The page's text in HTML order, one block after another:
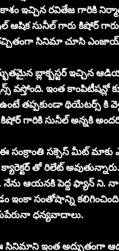
ఇచ్చిన రవితేజ గారికి
సునీల్ గారు కిషోర్
సినిమా చూసి ఎంజాయ్
బ్లాక్బస్టర్ ఇచ్చిన
ఇంత కాంపిటీషన్లో
తప్పకుండా థియేటర్స్ కి
గారికి సునీల్ అన్నకి
సక్సెస్ మీట్ మాకు
తో రిలేట్
ఆయనకి పెద్ద ఫ్యాన్ ని.
ఇంకా సంతోషాన్ని
ధన్యవాదాలు.
ఇంత అద్భుతంగా